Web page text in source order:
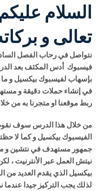
السلام
تعالى و
نتواصل في رحاب الفصل
فيسبوك أدس المكثف بعد
بإسهاب لفيسبوك بيكسيل و ما
في إنشاء حملات دقيقة و
ربط موقعنا او متجرنا به من
من خلال هذا الدرس سوف
الفيسبوك بيكسيل و كما لا
جمهور مستهدف في نتشين و
نيتش العمل عبر الأنترنيت
بيكسيل الذي يقدم العديد من
لذلك يجب التركيز جيدا